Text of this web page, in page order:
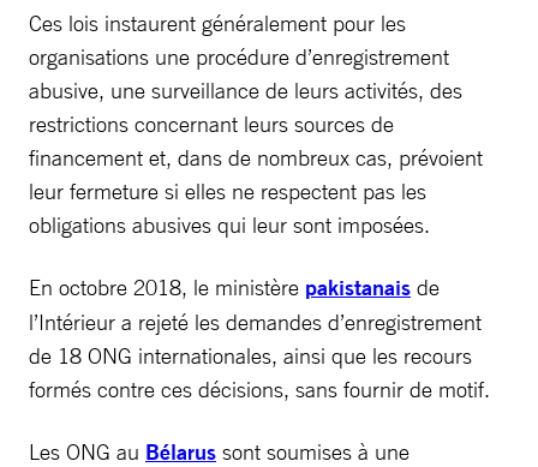
Ces lois instaurent généralement pour les
organisations une procédure d’enregistrement
abusive, une surveillance de leurs activités, des
restrictions concernant leurs sources de
financement et, dans de nombreux cas, prévoient
leur fermeture si elles ne respectent pas les
obligations abusives qui leur sont imposées.
En octobre 2018, le ministère pakistanais de
l’Intérieur a rejeté les demandes d’enregistrement
de 18 ONG internationales, ainsi que les recours
formés contre ces décisions, sans fournir de motif.
Les ONG au Bélarus sont soumises à une